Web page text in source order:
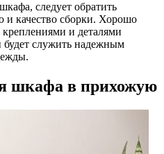
следует обратить
и качество сборки. Хорошо
и деталями
служить надежным
шкафа в прихожую